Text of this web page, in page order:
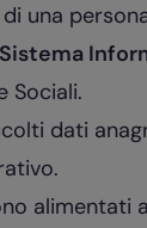
una
Sistema
Sociali.
dati
alimentati